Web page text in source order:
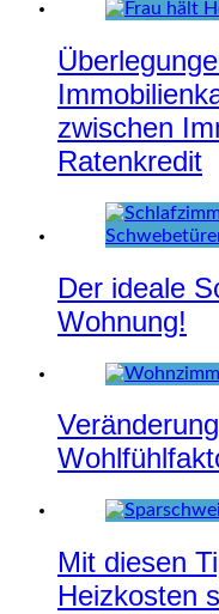
zwischen
Ratenkredit
Der ideale
Wohnung!
Mit diesen
Heizkosten